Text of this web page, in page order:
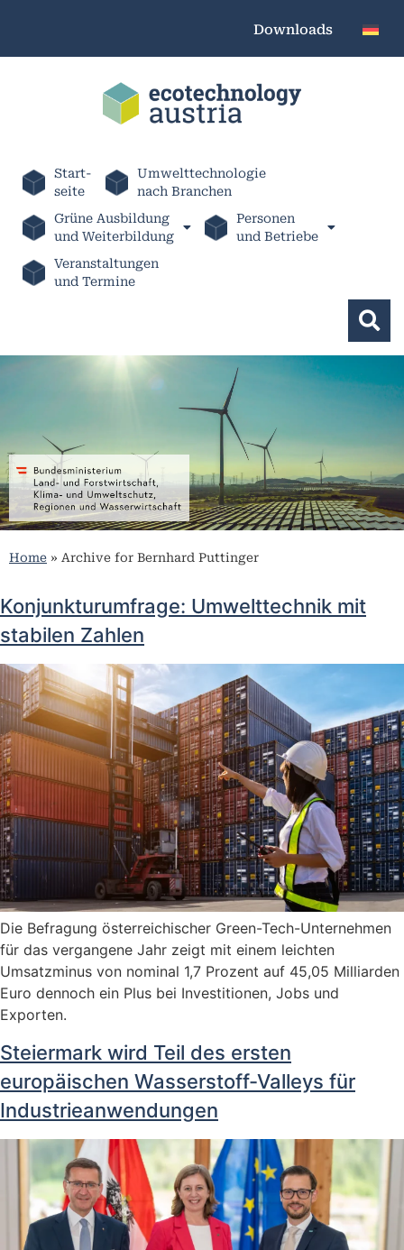
Downloads
Start-
seite
Umwelttechnologie
nach Branchen
Grüne Ausbildung
und Weiterbildung
Personen
und Betriebe
Veranstaltungen
und Termine
Home » Archive for Bernhard Puttinger
Konjunkturumfrage: Umwelttechnik mit
stabilen Zahlen
Die Befragung österreichischer Green-Tech-Unternehmen
für das vergangene Jahr zeigt mit einem leichten
Umsatzminus von nominal 1,7 Prozent auf 45,05 Milliarden
Euro dennoch ein Plus bei Investitionen, Jobs und
Exporten.
Steiermark wird Teil des ersten
europäischen Wasserstoff-Valleys für
Industrieanwendungen